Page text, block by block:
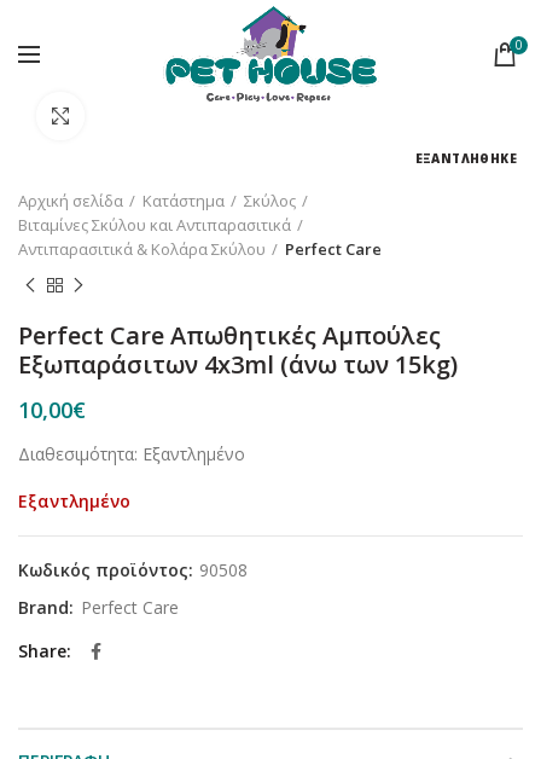
0
ΕΞΑΝΤΛΗΘΗΚΕ
Αρχική σελίδα Κατάστημα
Σκύλος
Βιταμίνες Σκύλου και Αντιπαρασιτικά
Αντιπαρασιτικά & Κολάρα Σκύλου
Perfect Care
Perfect Care Απωθητικές Αμπούλες
Εξωπαράσιτων 4x3ml (άνω των 15kg)
10,00€
Διαθεσιμότητα: Εξαντλημένο
Εξαντλημένο
Κωδικός προϊόντος: 90508
Brand: Perfect Care
Share